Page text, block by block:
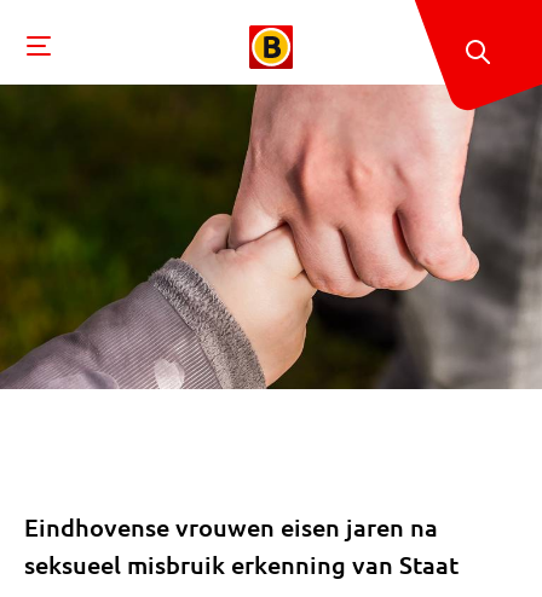
Eindhovense vrouwen eisen jaren na
seksueel misbruik erkenning van Staat